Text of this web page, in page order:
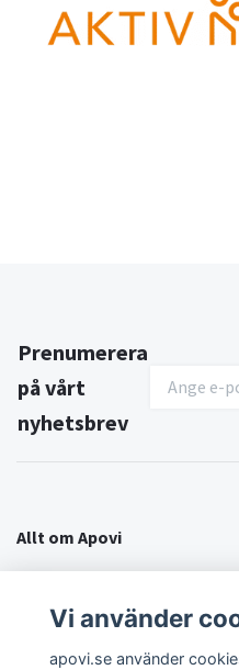
Prenumerera
på vårt
nyhetsbrev
Allt om Apovi
Sociala medier
Vi använder
apovi.se använder